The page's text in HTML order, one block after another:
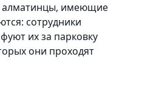
алматинцы, имеющие
сотрудники
их за парковку
они проходят